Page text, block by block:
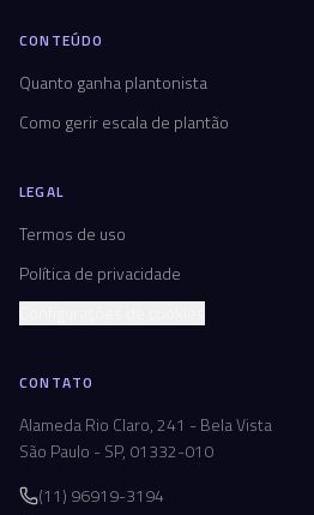
CONTEÚDO
Quanto ganha plantonista
Como gerir escala de plantão
LEGAL
Termos de uso
Política de privacidade
CONTATO
Alameda Rio Claro, 241 - Bela Vista
São Paulo - SP, 01332-010
(11) 96919-3194